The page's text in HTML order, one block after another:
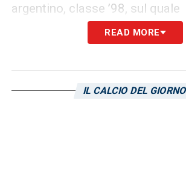
argentino, classe ’98, sul quale
effettivamente c’è
Roma e di Walter Sabatini.
READ MORE
IL CALCIO DEL GIORNO